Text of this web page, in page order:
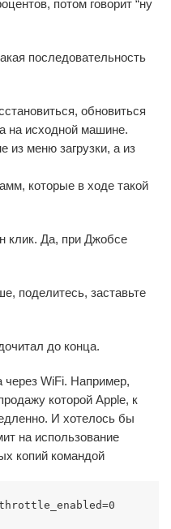
потом говорит “ну
последовательность
обновиться
на исходной машине.
из меню загрузки, а из
которые в ходе такой
клик. Да, при Джобсе
поделитесь, заставьте
до конца.
через WiFi. Например,
которой Apple, к
И хотелось бы
на использование
копий командой